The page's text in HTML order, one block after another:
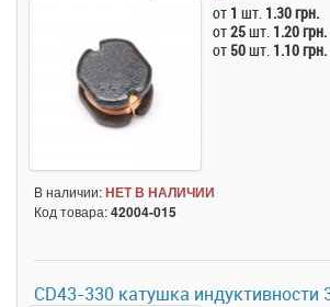
от 1 шт. 1.30 грн.
от25шт. 1.20 грн.
от 50шт. 1.10 грн.
В наличии:НЕТ В НАЛИЧИИ
Код товара:42004-015
CD43-330 катушка индуктивности